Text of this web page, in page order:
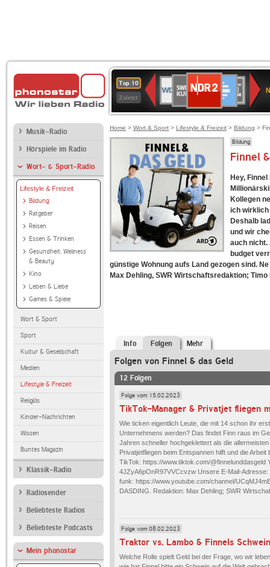
Top 10
Zuletzt
Deutschlandfunk
80er
90er
OLDIE
ANTENNE
SWR3
WDR
4
BR-
KLASSIK
Deutschlandfunk
Kultur
ANTENNE
BAYERN
2
Kultur
2
Musik-Radio
Hörspiele im Radio
Wort- & Sport-Radio
Lifestyle & Freizeit
Bildung
Ratgeber
Reisen
Essen & Trinken
Gesundheit, Wellness
& Beauty
Kino
Leben & Liebe
Games & Spiele
Wort & Sport
Sport
Kultur & Gesellschaft
Medien
Lifestyle & Freizeit
Religiös
Kinder-Nachrichten
Wissen
Buntes Magazin
Klassik-Radio
Radiosender
Beliebteste Radios
Beliebteste Podcasts
Mein phonostar
Home > Wort & Sport > Lifestyle & Freizeit > Bildung >
Bildung
Finnel
Hey,
Kollegen
ich wirklich
Deshalb
und wir
auch nicht.
budget
günstige Wohnung aufs Land gezogen sind.
Max Dehling, SWR Wirtschaftsredaktion;
Info Folgen Mehr
Folgen von Finnel & das Geld
12 Folgen
Folge vom 15.02.2023
Wie ticken eigentlich Leute, die mit 14 schon ihr
Unternehmens werden? Das findet Finn raus im
Jahren schneller hochgeklettert als die
Privatjetfliegen beim Entspannen hilft und die
TikTok: https://www.tiktok.com/
4JZyA6pOnR97VVCcvzw Unsere E-Mail-
funk: https://www.youtube.com/channel/
DASDING. Redaktion: Max Dehling; SWR
Folge vom 08.02.2023
Welche Rolle spielt Geld bei der Frage, wo wir